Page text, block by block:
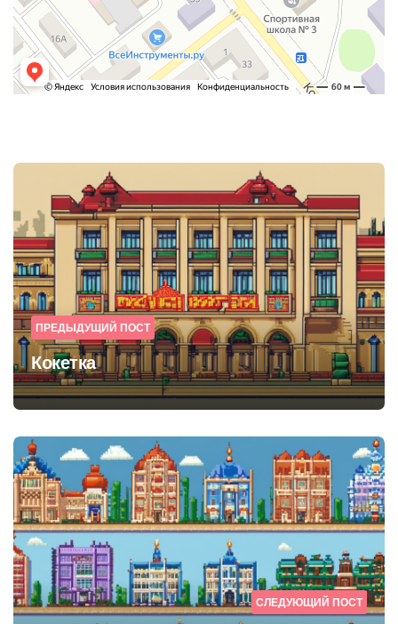
Post
navigation
ПРЕДЫДУЩИЙ ПОСТ
Кокетка
СЛЕДУЮЩИЙ ПОСТ